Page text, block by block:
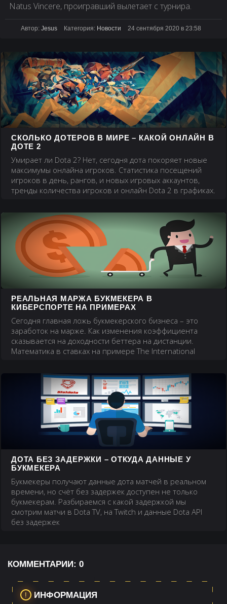
Natus Vincere, проигравший вылетает с турнира.
Автор: Jesus Категория: Новости 24 сентября 2020 в 23:58
СКОЛЬКО ДОТЕРОВ В МИРЕ – КАКОЙ ОНЛАЙН В
ДОТЕ 2
Умирает ли Dota 2? Нет, сегодня дота покоряет новые
максимумы онлайна игроков. Статистика посещений
игроков в день, рангов, и новых игровых аккаунтов,
тренды количества игроков и онлайн Dota 2 в графиках.
РЕАЛЬНАЯ МАРЖА БУКМЕКЕРА В
КИБЕРСПОРТЕ НА ПРИМЕРАХ
Сегодня главная ложь букмекерского бизнеса – это
заработок на марже. Как изменения коэффициента
сказывается на доходности беттера на дистанции.
Математика в ставках на примере The International
ДОТА БЕЗ ЗАДЕРЖКИ – ОТКУДА ДАННЫЕ У
БУКМЕКЕРА
Букмекеры получают данные дота матчей в реальном
времени, но счёт без задержек доступен не только
букмекерам. Разбираемся с какой задержкой мы
смотрим матчи в Dota TV, на Twitch и данные Dota API
без задержек
КОММЕНТАРИИ: 0
ИНФОРМАЦИЯ